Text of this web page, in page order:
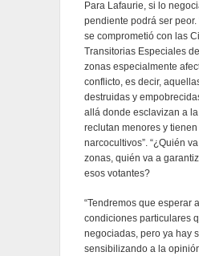
Para Lafaurie, si lo
pendiente podrá ser peor.
se comprometió con las
Transitorias Especiales
zonas especialmente
conflicto, es decir,
destruidas y
allá donde esclavizan a
reclutan menores y tienen
narcocultivos”. “¿Quién
zonas, quién va a
esos votantes?
“Tendremos que esperar
condiciones particulares
negociadas, pero ya hay
sensibilizando a la